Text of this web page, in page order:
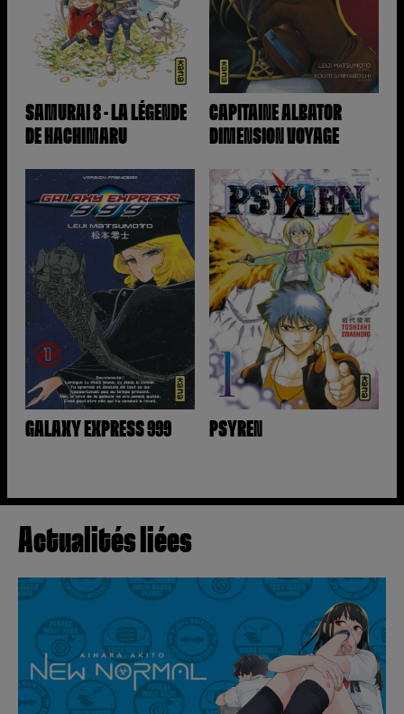
SAMURAI 8 - LA LÉGENDE
DE HACHIMARU
CAPITAINE ALBATOR
DIMENSION VOYAGE
GALAXY EXPRESS 999 PSYREN
Actualités liées